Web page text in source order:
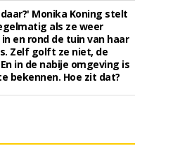
Monika Koning stelt
als ze weer
en rond de tuin van haar
Zelf golft ze niet, de
in de nabije omgeving is
bekennen. Hoe zit dat?